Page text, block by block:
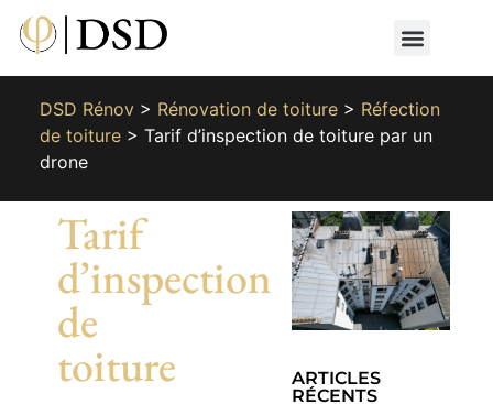
DSD Rénov> Rénovation de toiture> Réfection
de toiture> Tarif d’inspection de toiture par un
drone
Tarif
d’inspection
de
toiture
ARTICLES
RÉCENTS